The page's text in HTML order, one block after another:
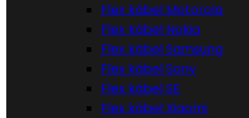
Flex kábel Motorola
Flex kábel Nokia
Flex kábel Samsung
Flex kábel Sony
Flex kábel SE
Flex kábel Xiaomi